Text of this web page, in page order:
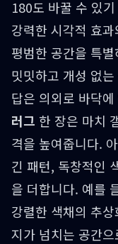
180도 바꿀 수 있
강력한 시각적 효
평범한 공간을 특
밋밋하고 개성 없
답은 의외로 바닥
러그 한 장은 마치
격을 높여줍니다.
긴 패턴, 독창적인
을 더합니다. 예를
강렬한 색채의 추
지가 넘치는 공간